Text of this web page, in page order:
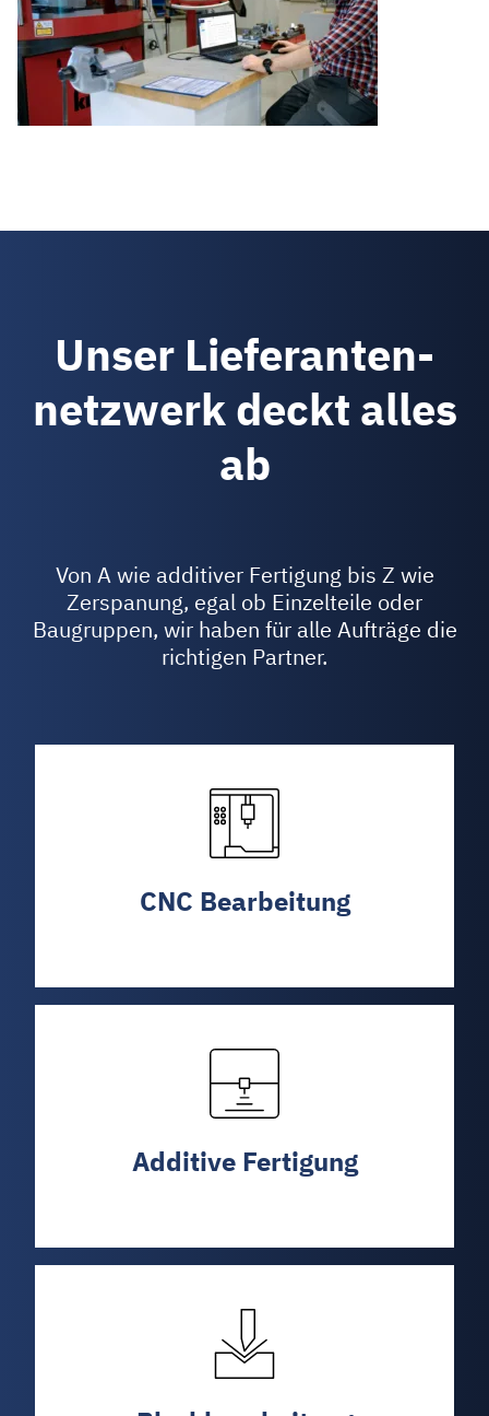
Unser Lieferanten­
netzwerk deckt alles
ab
Von A wie additiver Fertigung bis Z wie
Zerspanung, egal ob Einzelteile oder
Baugruppen, wir haben für alle Aufträge die
richtigen Partner.
CNC Bearbeitung
Additive Fertigung